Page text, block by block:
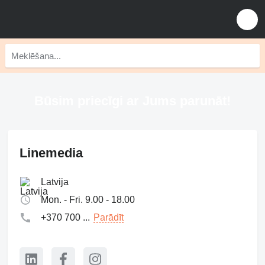
Linemedia
Latvija
Mon. - Fri. 9.00 - 18.00
+370 700 ... Parādīt